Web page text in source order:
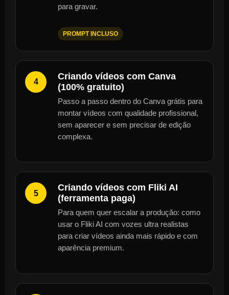
para gravar.
PROMPT INCLUSO
4
Criando vídeos com Canva
(100% gratuito)
Passo a passo dentro do Canva grátis para
montar vídeos com qualidade profissional,
sem aparecer e sem precisar de edição
complexa.
5
Criando vídeos com Fliki AI
(ferramenta paga)
Para quem quer escalar a produção: como
usar o Fliki AI com vozes ultra realistas
para criar vídeos ainda mais rápido e com
aparência premium.